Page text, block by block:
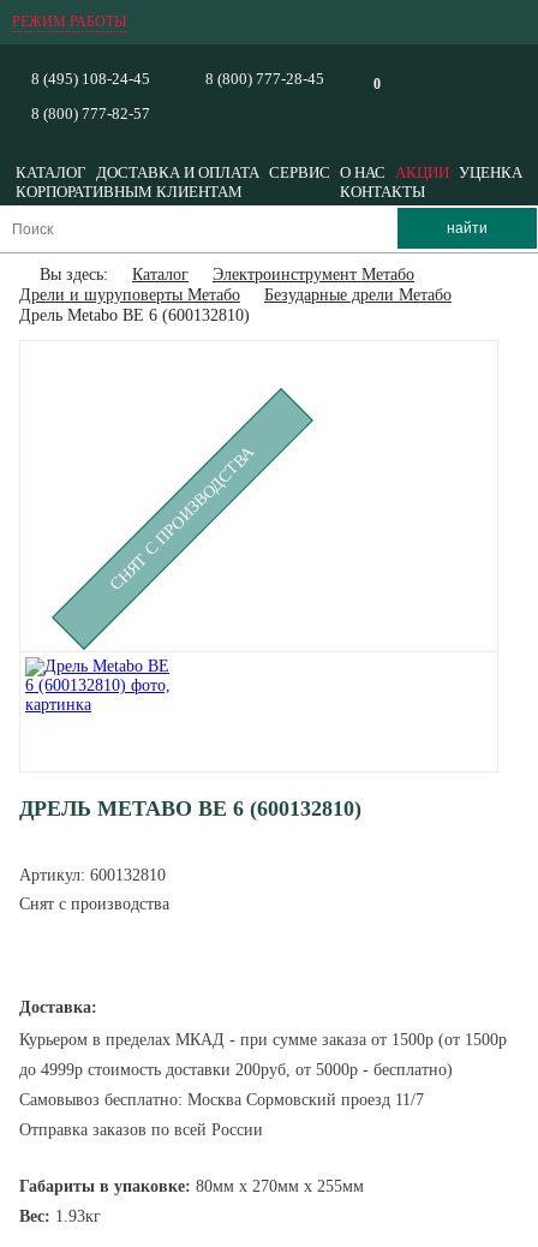
РЕЖИМ РАБОТЫ
0
8 (495) 108-24-45
8 (800) 777-82-57
8 (800) 777-28-45
КАТАЛОГ ДОСТАВКА И ОПЛАТА СЕРВИС О НАС АКЦИИ УЦЕНКА
КОРПОРАТИВНЫМ КЛИЕНТАМ
КОНТАКТЫ
Вы здесь: Каталог
Электроинструмент Метабо
Дрели и шуруповерты Метабо
Безударные дрели Метабо
Дрель Metabo BE 6 (600132810)
СНЯТ С ПРОИЗВОДСТВА
ДРЕЛЬ METABO BE 6 (600132810)
Артикул: 600132810
Снят с производства
Доставка:
Курьером в пределах МКАД - при сумме заказа от 1500р (от 1500р
до 4999р стоимость доставки 200руб, от 5000р - бесплатно)
Самовывоз бесплатно: Москва Сормовский проезд 11/7
Отправка заказов по всей России
Габариты в упаковке: 80мм x 270мм x 255мм
Вес: 1.93кг